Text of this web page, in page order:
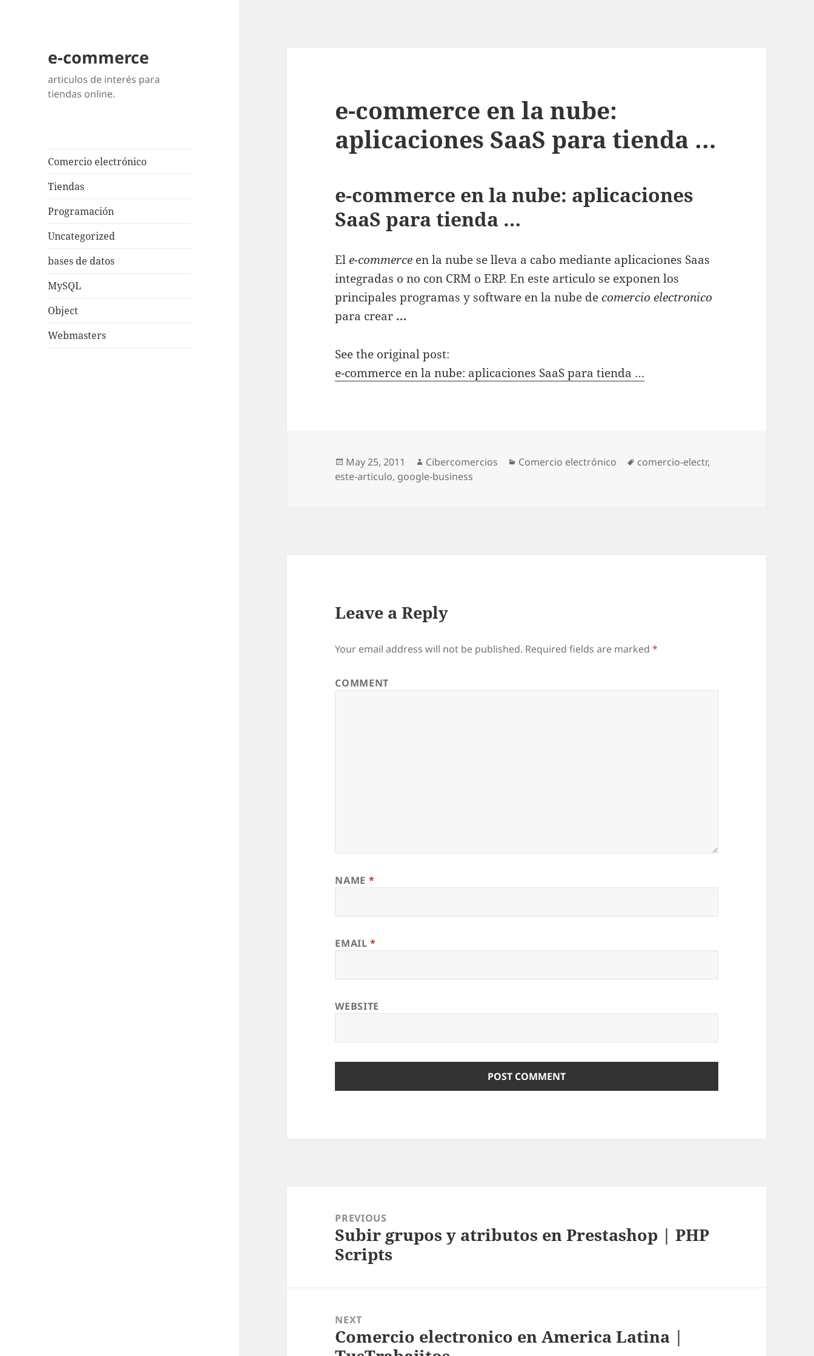
e-commerce
articulos de interés para
tiendas online.
Comercio electrónico
Tiendas
Programación
Uncategorized
bases de datos
MySQL
Object
Webmasters
e-commerce en la nube:
aplicaciones SaaS para tienda …
e-commerce en la nube: aplicaciones
SaaS para tienda …
Ele-commerce en la nube se lleva a cabo mediante aplicaciones Saas
integradas o no con CRM o ERP. En este articulo se exponen los
principales programas y software en la nube decomercio electronico
para crear …
See the original post:
e-commerce en la nube: aplicaciones SaaS para tienda …
Posted
on
May 25, 2011 Author
Cibercomercios Categories
Comercio electrónico Tags
comercio-electr,
este-articulo, google-business
Leave a Reply
Your email address will not be published. Required fields are marked*
COMMENT
NAME *
EMAIL*
WEBSITE
navigationPREVIOUS
Previous
post:
Subir grupos y atributos en Prestashop | PHP
Scripts
NEXT
Next
Comercio electronico en America Latina |